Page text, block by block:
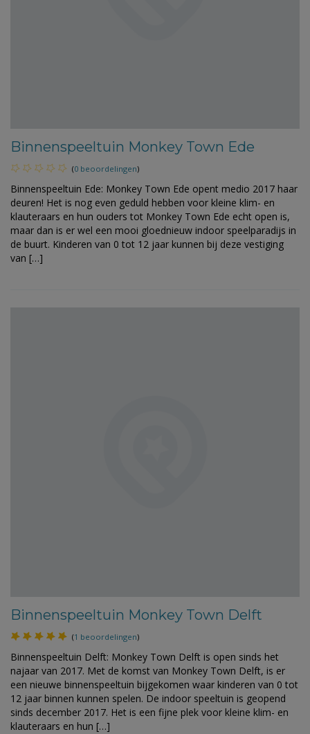
Binnenspeeltuin Monkey Town Ede
(0 beoordelingen)
Binnenspeeltuin Ede: Monkey Town Ede opent medio 2017 haar
deuren! Het is nog even geduld hebben voor kleine klim- en
klauteraars en hun ouders tot Monkey Town Ede echt open is,
maar dan is er wel een mooi gloednieuw indoor speelparadijs in
de buurt. Kinderen van 0 tot 12 jaar kunnen bij deze vestiging
van […]
Binnenspeeltuin Monkey Town Delft
(1 beoordelingen)
Binnenspeeltuin Delft: Monkey Town Delft is open sinds het
najaar van 2017. Met de komst van Monkey Town Delft, is er
een nieuwe binnenspeeltuin bijgekomen waar kinderen van 0 tot
12 jaar binnen kunnen spelen. De indoor speeltuin is geopend
sinds december 2017. Het is een fijne plek voor kleine klim- en
klauteraars en hun […]